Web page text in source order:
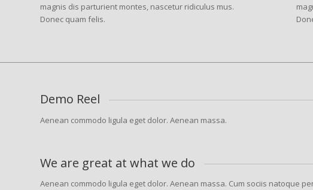
magnis dis parturient montes, nascetur ridiculus mus.
Donec quam felis.
Demo Reel
Aenean commodo ligula eget dolor. Aenean massa.
We are great at what we do
Aenean commodo ligula eget dolor. Aenean massa. Cum sociis natoque